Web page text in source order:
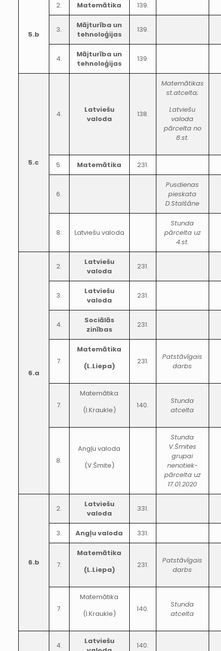
5.b
2. Matemātika 139.
3.
Mājturība un
tehnoloģijas
139.
4.
Mājturība un
tehnoloģijas
139.
5.c
4.
Latviešu
valoda
138.
Matemātikas
st.atcelta;
Latviešu
valoda
pārcelta no
8.st.
5. Matemātika 231.
6.
Pusdienas
pieskata
D.Stalšāne
8. Latviešu valoda
Stunda
pārcelta uz
4.st.
6.a
2.
Latviešu
valoda
231.
3.
Latviešu
valoda
231.
4.
Sociālās
zinības
231.
7.
Matemātika
(L.Liepa)
231.
Patstāvīgais
darbs
7.
Matemātika
(I.Kraukle)
140.
Stunda
atcelta
8.
Angļu valoda
(V.Šmite)
Stunda
V.Šmites
grupai
nenotiek-
pārcelta uz
17.01.2020
6.b
2.
Latviešu
valoda
331.
3. Angļu valoda 331.
7.
Matemātika
(L.Liepa)
231.
Patstāvīgais
darbs
7.
Matemātika
(I.Kraukle)
140.
Stunda
atcelta
4.
Latviešu
140.